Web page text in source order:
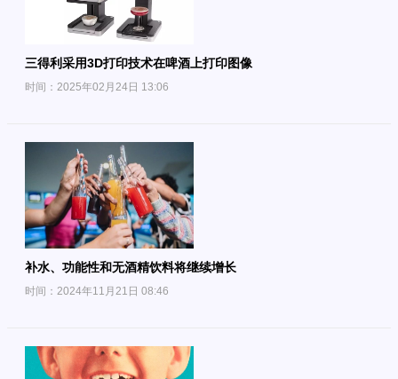
三得利采用3D打印技术在啤酒上打印图像
时间：2025年02月24日 13:06
补水、功能性和无酒精饮料将继续增长
时间：2024年11月21日 08:46